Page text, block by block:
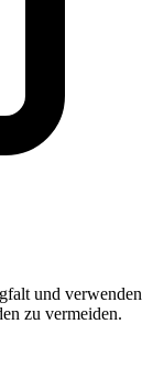
und verwenden
zu vermeiden.